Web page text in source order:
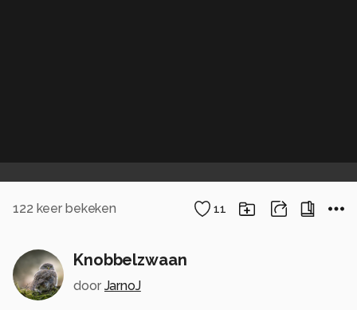
122 keer bekeken 11
Knobbelzwaan
door JarnoJ